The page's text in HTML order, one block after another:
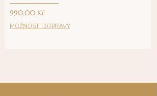
Cena
990,00 Kč
MOŽNOSTI DOPRAVY